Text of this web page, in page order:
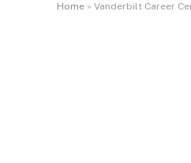
Home » Vanderbilt Career